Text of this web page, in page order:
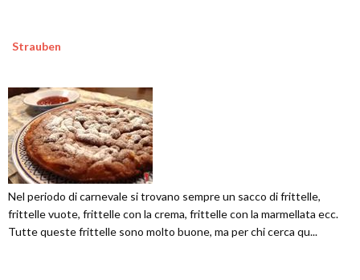
Strauben
Nel periodo di carnevale si trovano sempre un sacco di frittelle,
frittelle vuote, frittelle con la crema, frittelle con la marmellata ecc.
Tutte queste frittelle sono molto buone, ma per chi cerca qu...